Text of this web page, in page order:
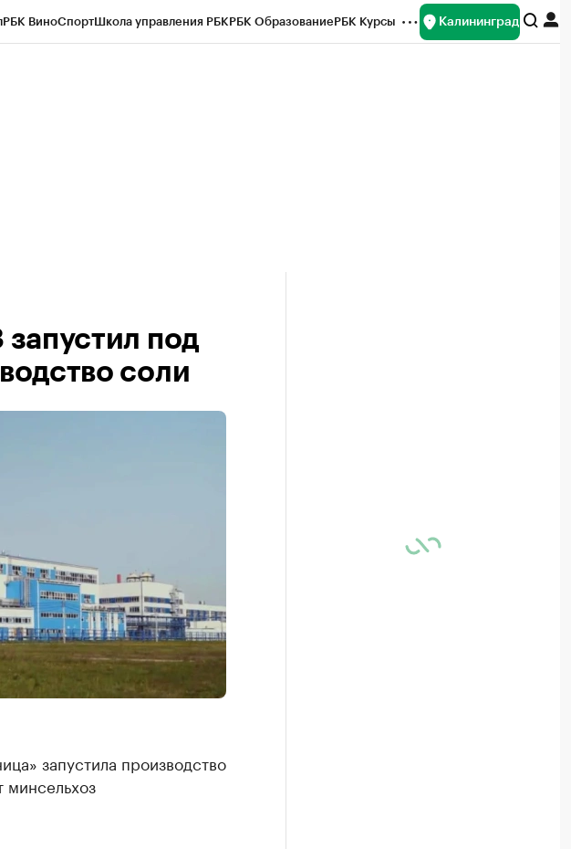
РБК ВиноСпортШкола управления РБКРБК ОбразованиеРБК Курсы Калининград
под
соли
запустила производство